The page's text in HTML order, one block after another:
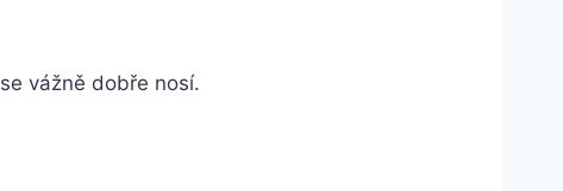
vážně dobře nosí.